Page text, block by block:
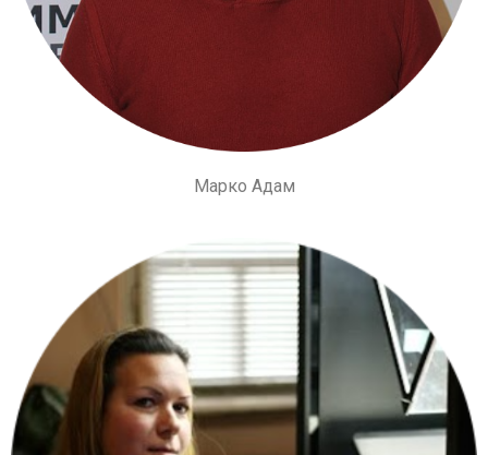
Марко Адам